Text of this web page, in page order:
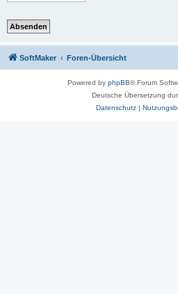
SoftMaker Foren-Übersicht
Powered by phpBB® Forum
Deutsche Übersetzung
Datenschutz|